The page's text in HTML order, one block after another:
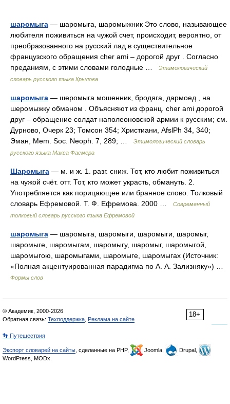
шаромыга — шаромыга, шаромыжник Это слово, называющее
любителя поживиться на чужой счет, происходит, вероятно, от
преобразованного на русский лад в существительное
французского обращения cher ami – дорогой друг . Согласно
преданиям, с этими словами голодные …
Этимологический
словарь русского языка Крылова
шаромыга — шеромыга мошенник, бродяга, дармоед , на
шеромыжку обманом . Объясняют из франц. сhеr аmi дорогой
друг – обращение солдат наполеоновской армии к русским; см.
Дурново, Очерк 23; Томсон 354; Христиани, AfslPh 34, 340;
Эман, Мem. Sос. Neoph. 7, 289; …
Этимологический словарь
русского языка Макса Фасмера
Шаромыга — м. и ж. 1. разг. сниж. Тот, кто любит поживиться
на чужой счёт. отт. Тот, кто может украсть, обмануть. 2.
Употребляется как порицающее или бранное слово. Толковый
словарь Ефремовой. Т. Ф. Ефремова. 2000 …
Современный
толковый словарь русского языка Ефремовой
шаромыга — шаромыга, шаромыги, шаромыги, шаромыг,
шаромыге, шаромыгам, шаромыгу, шаромыг, шаромыгой,
шаромыгою, шаромыгами, шаромыге, шаромыгах (Источник:
«Полная акцентуированная парадигма по А. А. Зализняку») …
Формы слов
18+
© Академик, 2000-2026
Обратная связь: Техподдержка Реклама на сайте
👣 Путешествия
Экспорт словарей на сайты , сделанные на PHP, Joomla,
Drupal,
WordPress, MODx.